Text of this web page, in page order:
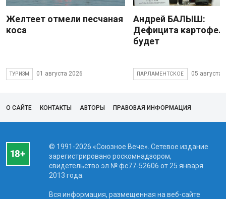
Желтеет отмели песчаная
коса
ТУРИЗМ 01 августа 2026
Андрей БАЛЫШ:
Дефицита
будет
ПАРЛАМЕНТСКОЕ 05 августа
О САЙТЕ КОНТАКТЫ АВТОРЫ ПРАВОВАЯ ИНФОРМАЦИЯ
© 1991-2026 «Союзное Вече». Сетевое издание
зарегистрировано роскомнадзором,
свидетельство эл № фc77-52606 от 25 января
2013 года.
Вся информация, размещенная на веб-сайте